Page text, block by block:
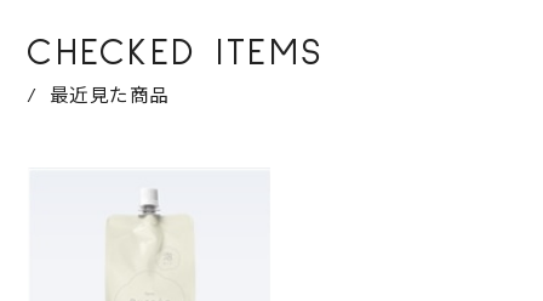
CHECKED ITEMS
最近見た商品